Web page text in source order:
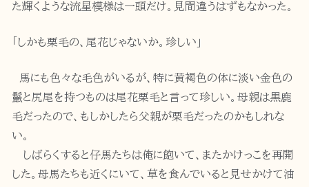
た輝くような流星模様は一頭だけ。見間違うはずもなかった。
「しかも栗毛の、尾花じゃないか。珍しい」
馬にも色々な毛色がいるが、特に黄褐色の体に淡い金色の
鬣と尻尾を持つものは尾花栗毛と言って珍しい。母親は黒鹿
毛だったので、もしかしたら父親が栗毛だったのかもしれな
い。
しばらくすると仔馬たちは俺に飽いて、またかけっこを再開
した。母馬たちも近くにいて、草を食んでいると見せかけて油